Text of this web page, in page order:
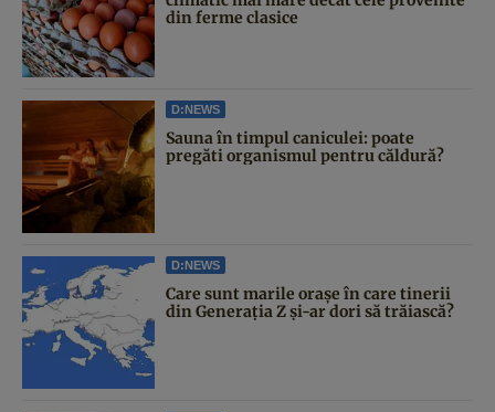
din ferme clasice
D:NEWS
Sauna în timpul caniculei: poate
pregăti organismul pentru căldură?
D:NEWS
Care sunt marile orașe în care tinerii
din Generația Z și-ar dori să trăiască?